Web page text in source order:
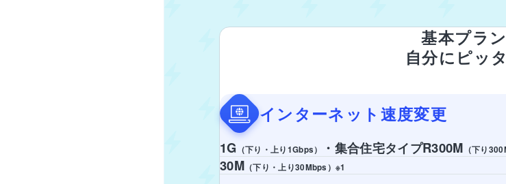
基本プラ
自分にピッ
インターネット速度変更
1G （下り・上り1Gbps） ・ 集合住宅タイプR300M （下り
30M （下り・上り30Mbps）※1